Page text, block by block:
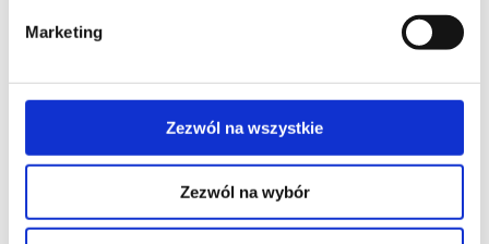
Marketing
Zezwól na wszystkie
Zezwól na wybór
Stół Flaner nawiązuje do tradycyjnych
metalowych mebli miejskich, ale
organicznej formie nóg. Wygięte linie
podstawy są elementem łączącym go z
resztą kolekcji i kontrastują z płaszczyzną
blatu. Wykonany ze stali pokrytej
zewnętrzną farbą proszkową stół jest
trwały, łatwy do wyczyszczenia i odporny